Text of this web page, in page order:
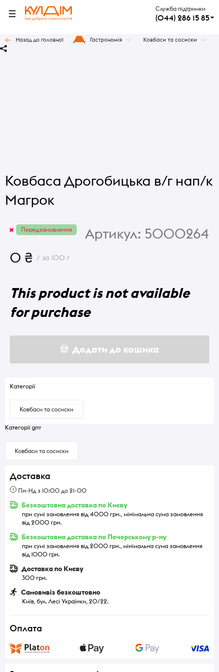
Служба підтримки
(044) 286 15 85
Назад до головної Гастрономія Ковбаси та сосиски
Ковбаса Дрогобицька в/г нап/к
Магрок
Передзамовлення Артикул: 5000264
0 ₴ / за 100 г
This product is not available
for purchase
Додати до кошика
Категорії
Ковбаси та сосиски
Категорії grrr
Ковбаси та сосиски
Доставка
Пн-Нд з 10:00 до 21-00
Безкоштовна доставка по Києву
при сумі замовлення від 4000 грн., мінімальна сума замовлення
від 2000 грн.
Безкоштовна доставка по Печерському р-ну
при сумі замовлення від 2000 грн., мінімальна сума замовлення
від 1000 грн.
Доставка по Києву
300 грн.
Самовивіз безкоштовно
Київ, бул. Лесі Українки, 20/22.
Оплата